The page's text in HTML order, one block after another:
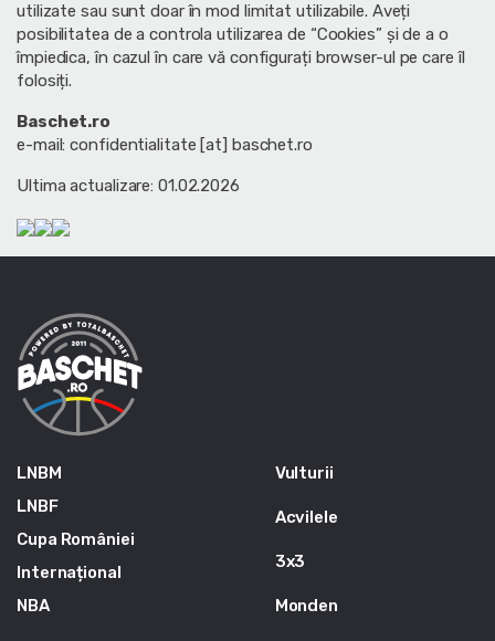
utilizate sau sunt doar în mod limitat utilizabile. Aveți
posibilitatea de a controla utilizarea de “Cookies” și de a o
împiedica, în cazul în care vă configurați browser-ul pe care îl
folosiți.
Baschet.ro
e-mail: confidentialitate [at] baschet.ro
Ultima actualizare: 01.02.2026
LNBM
LNBF
Cupa României
Internațional
NBA
Vulturii
Acvilele
3x3
Monden